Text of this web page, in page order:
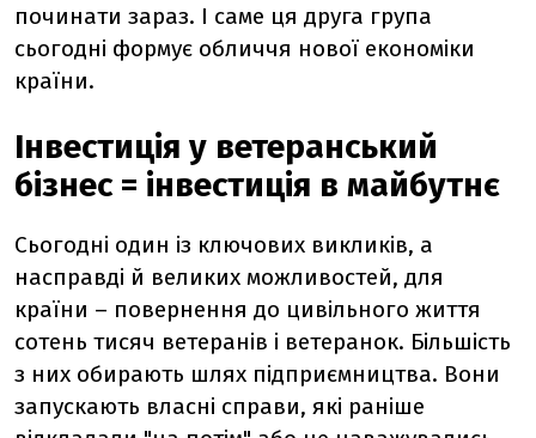
починати зараз. І саме ця друга група
сьогодні формує обличчя нової економіки
країни.
Інвестиція у ветеранський
бізнес = інвестиція в майбутнє
Сьогодні один із ключових викликів, а
насправді й великих можливостей, для
країни – повернення до цивільного життя
сотень тисяч ветеранів і ветеранок. Більшість
з них обирають шлях підприємництва. Вони
запускають власні справи, які раніше